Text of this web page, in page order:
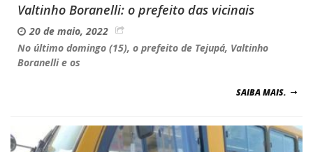
Valtinho Boranelli: o prefeito das vicinais
20 de maio, 2022
No último domingo (15), o prefeito de Tejupá, Valtinho
Boranelli e os
SAIBA MAIS.